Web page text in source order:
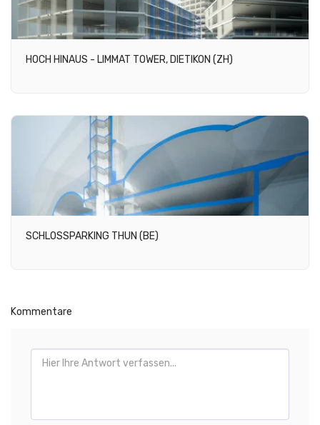
HOCH HINAUS - LIMMAT TOWER, DIETIKON (ZH)
SCHLOSSPARKING THUN (BE)
Kommentare